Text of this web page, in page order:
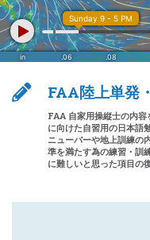
FAA陸上単発
FAA 自家用操縦士の内
に向けた自習用の日本語
ニューバーや地上訓練の
準を満たす為の練習・訓
に難しいと思った項目の